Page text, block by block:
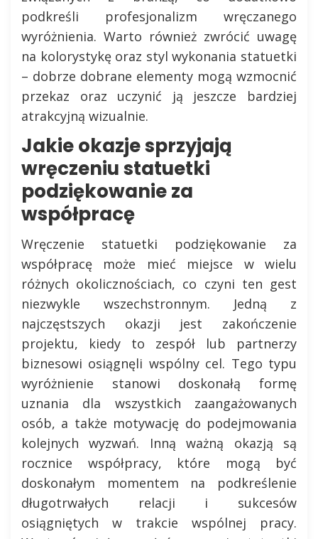
podkreśli profesjonalizm wręczanego
wyróżnienia. Warto również zwrócić uwagę
na kolorystykę oraz styl wykonania statuetki
– dobrze dobrane elementy mogą wzmocnić
przekaz oraz uczynić ją jeszcze bardziej
atrakcyjną wizualnie.
Jakie okazje sprzyjają
wręczeniu statuetki
podziękowanie za
współpracę
Wręczenie statuetki podziękowanie za
współpracę może mieć miejsce w wielu
różnych okolicznościach, co czyni ten gest
niezwykle wszechstronnym. Jedną z
najczęstszych okazji jest zakończenie
projektu, kiedy to zespół lub partnerzy
biznesowi osiągnęli wspólny cel. Tego typu
wyróżnienie stanowi doskonałą formę
uznania dla wszystkich zaangażowanych
osób, a także motywację do podejmowania
kolejnych wyzwań. Inną ważną okazją są
rocznice współpracy, które mogą być
doskonałym momentem na podkreślenie
długotrwałych relacji i sukcesów
osiągniętych w trakcie wspólnej pracy.